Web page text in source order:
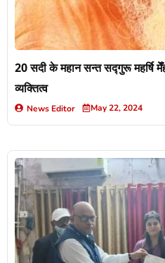
20 सदी के महान सन्त सद्गुरू महर्षि
व्यक्तित्व
News Editor May 22, 2024